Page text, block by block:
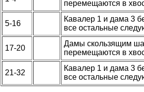
перемещаются в
5-16
Кавалер 1 и дама 3
все остальные
17-20
Дамы скользящим
перемещаются в
21-32
Кавалер 1 и дама 3
все остальные